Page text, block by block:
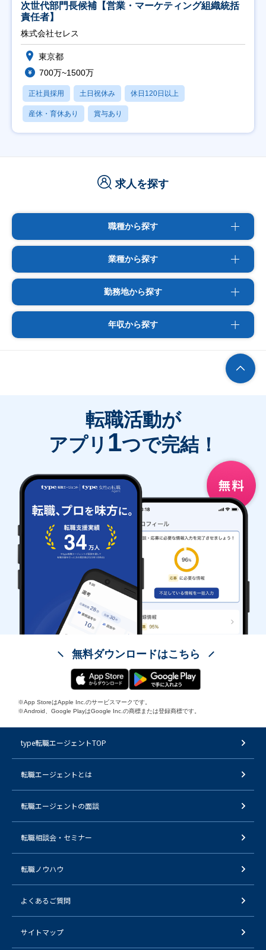
次世代部門長候補【営業・マーケティング組織統括
責任者】
株式会社セレス
東京都
700万~1500万
正社員採用 土日祝休み 休日120日以上
産休・育休あり 賞与あり
求人を探す
職種から探す
業種から探す
勤務地から探す
年収から探す
転職活動が
アプリ 1つで完結！
無料ダウンロードはこちら
※App StoreはApple Inc.のサービスマークです。
※Android、Google PlayはGoogle Inc.の商標または登録商標です。
type転職エージェントTOP
転職エージェントとは
転職エージェントの面談
転職相談会・セミナー
転職ノウハウ
よくあるご質問
サイトマップ